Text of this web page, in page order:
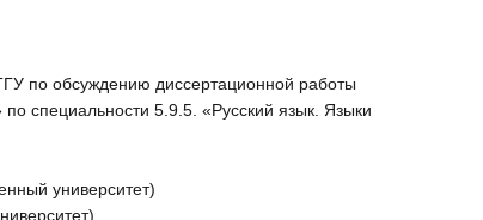
по обсуждению диссертационной работы
по специальности 5.9.5. «Русский язык. Языки
университет)